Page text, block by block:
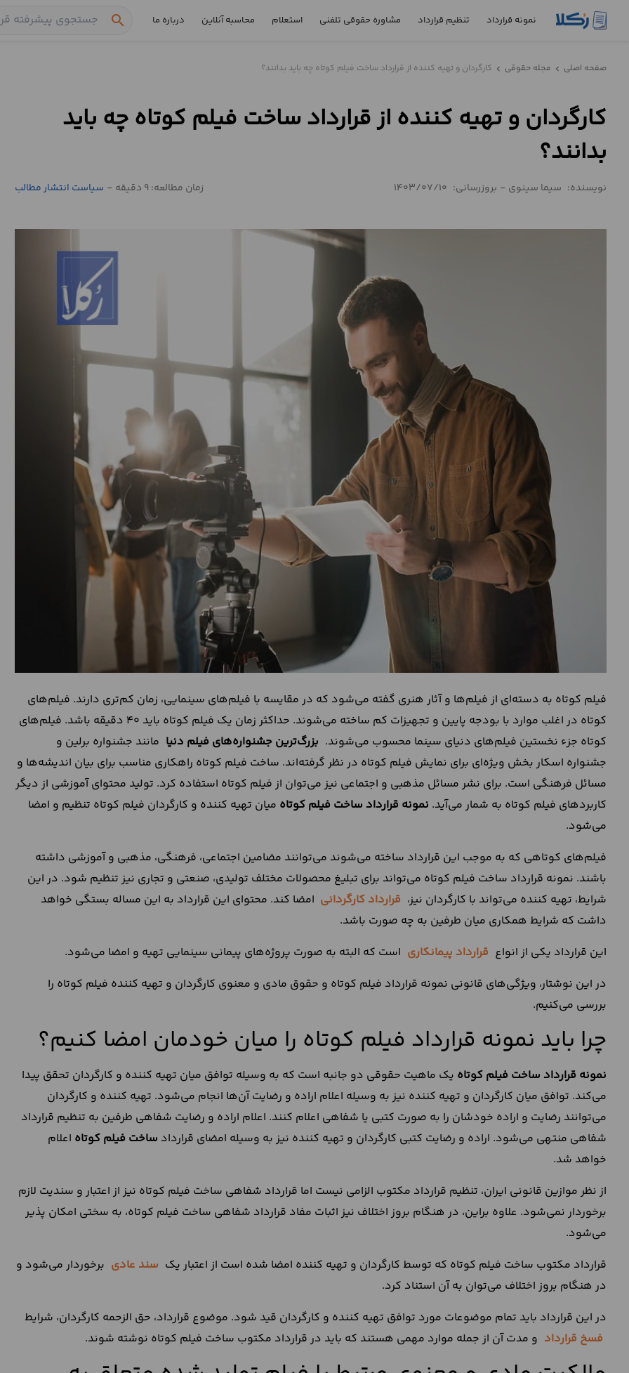
نمونه قرارداد تنظیم قرارداد مشاوره حقوقی تلفنی استعلام محاسبه آنلاین درباره ما search
قرارداد
تنظیم
قرارداد
حقوقی
صفحه اصلی chevron_left مجله حقوقی chevron_left کارگردان و تهیه کننده از قرارداد ساخت فیلم کوتاه چه باید بدانند؟
کارگردان و تهیه کننده از قرارداد ساخت فیلم کوتاه چه باید
بدانند؟
نویسنده: سیما سینوی - بروزرسانی: 1403/07/10 زمان مطالعه: 9 دقیقه - سیاست انتشار مطالب
فیلم کوتاه به دسته‌ای از فیلم‌ها و آثار هنری گفته می‌شود که در مقایسه با فیلم‌های سینمایی، زمان کم‌تری دارند. فیلم‌های
کوتاه در اغلب موارد با بودجه پایین و تجهیزات کم ساخته می‌شوند. حداکثر زمان یک فیلم کوتاه باید 40 دقیقه باشد. فیلم‌های
کوتاه جزء نخستین فیلم‌های دنیای سینما محسوب می‌شوند. بزرگ‌ترین جشنواره‌های فیلم دنیا مانند جشنواره برلین و
جشنواره اسکار بخش ویژه‌ای برای نمایش فیلم کوتاه در نظر گرفته‌اند. ساخت فیلم کوتاه راهکاری مناسب برای بیان اندیشه‌ها و
مسائل فرهنگی است. برای نشر مسائل مذهبی و اجتماعی نیز می‌توان از فیلم کوتاه استفاده کرد. تولید محتوای آموزشی از دیگر
کاربردهای فیلم کوتاه به شمار می‌آید. نمونه قرارداد ساخت فیلم کوتاه میان تهیه کننده و کارگردان فیلم کوتاه تنظیم و امضا
می‌شود.
فیلم‌های کوتاهی که به موجب این قرارداد ساخته می‌شوند می‌توانند مضامین اجتماعی، فرهنگی، مذهبی و آموزشی داشته
باشند. نمونه قرارداد ساخت فیلم کوتاه می‌تواند برای تبلیغ محصولات مختلف تولیدی، صنعتی و تجاری نیز تنظیم شود. در این
شرایط، تهیه کننده می‌تواند با کارگردان نیز، قرارداد کارگردانی امضا کند. محتوای این قرارداد به این مساله بستگی خواهد
داشت که شرایط همکاری میان طرفین به چه صورت باشد.
این قرارداد یکی از انواع قرارداد پیمانکاری است که البته به صورت پروژه‌های پیمانی سینمایی تهیه و امضا می‌شود.
در این نوشتار، ویژگی‌های قانونی نمونه قرارداد فیلم کوتاه و حقوق مادی و معنوی کارگردان و تهیه کننده فیلم کوتاه را
بررسی می‌کنیم.
چرا باید نمونه قرارداد فیلم کوتاه را میان خودمان امضا کنیم؟
نمونه قرارداد ساخت فیلم کوتاه یک ماهیت حقوقی دو جانبه است که به وسیله توافق میان تهیه کننده و کارگردان تحقق پیدا
می‌کند. توافق میان کارگردان و تهیه کننده نیز به وسیله اعلام اراده و رضایت آن‌ها انجام می‌شود. تهیه کننده و کارگردان
می‌توانند رضایت و اراده خودشان را به صورت کتبی یا شفاهی اعلام کنند. اعلام اراده و رضایت شفاهی طرفین به تنظیم قرارداد
شفاهی منتهی می‌شود. اراده و رضایت کتبی کارگردان و تهیه کننده نیز به وسیله امضای قرارداد ساخت فیلم کوتاه اعلام
خواهد شد.
از نظر موازین قانونی ایران، تنظیم قرارداد مکتوب الزامی نیست اما قرارداد شفاهی ساخت فیلم کوتاه نیز از اعتبار و سندیت لازم
برخوردار نمی‌شود. علاوه براین، در هنگام بروز اختلاف نیز اثبات مفاد قرارداد شفاهی ساخت فیلم کوتاه، به سختی امکان پذیر
می‌شود.
قرارداد مکتوب ساخت فیلم کوتاه که توسط کارگردان و تهیه کننده امضا شده است از اعتبار یک سند عادی برخوردار می‌شود و
در هنگام بروز اختلاف می‌توان به آن استناد کرد.
در این قرارداد باید تمام موضوعات مورد توافق تهیه کننده و کارگردان قید شود. موضوع قرارداد، حق الزحمه کارگردان، شرایط
فسخ قرارداد و مدت آن از جمله موارد مهمی هستند که باید در قرارداد مکتوب ساخت فیلم کوتاه نوشته شوند.